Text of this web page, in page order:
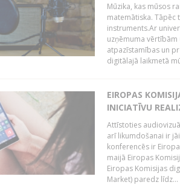
Mūzika, kas mūsos
matemātiska. Tāpēc
instruments.Ar
uzņēmuma
atpazīstamības un
digitālajā laikmetā
EIROPAS
INICIATĪVU
Attīstoties
arī likumdošanai ir
konferencēs ir
maijā Eiropas
Eiropas Komisijas
Market) paredz līdz...